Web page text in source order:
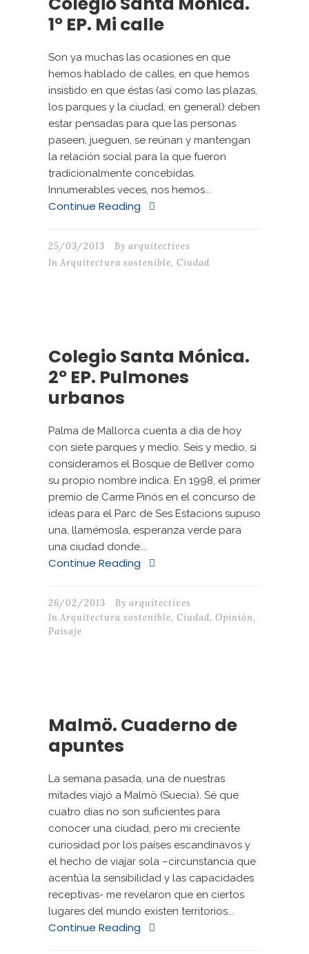
1º EP. Mi calle
Son ya muchas las ocasiones en que
hemos hablado de calles, en que hemos
insistido en que éstas (así como las plazas,
los parques y la ciudad, en general) deben
estar pensadas para que las personas
paseen, jueguen, se reúnan y mantengan
la relación social para la que fueron
tradicionalmente concebidas.
Innumerables veces, nos hemos...
Continue Reading
25/03/2013 By arquitectives
In Arquitectura sostenible, Ciudad
Colegio Santa Mónica.
2º EP. Pulmones
urbanos
Palma de Mallorca cuenta a día de hoy
con siete parques y medio. Seis y medio, si
consideramos el Bosque de Bellver como
su propio nombre indica. En 1998, el primer
premio de Carme Pinós en el concurso de
ideas para el Parc de Ses Estacions supuso
una, llamémosla, esperanza verde para
una ciudad donde...
Continue Reading
26/02/2013 By arquitectives
In Arquitectura sostenible, Ciudad, Opinión,
Paisaje
Malmö. Cuaderno de
apuntes
La semana pasada, una de nuestras
mitades viajó a Malmö (Suecia). Sé que
cuatro días no son suficientes para
conocer una ciudad, pero mi creciente
curiosidad por los países escandinavos y
el hecho de viajar sola –circunstancia que
acentúa la sensibilidad y las capacidades
receptivas- me revelaron que en ciertos
lugares del mundo existen territorios...
Continue Reading